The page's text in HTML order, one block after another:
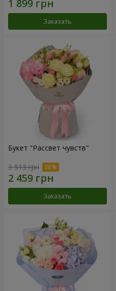
Заказать
Букет "Рассвет чувств"
3 513 грн
Заказать